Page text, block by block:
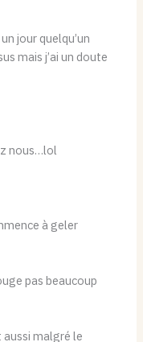
jour quelqu’un
mais j’ai un doute
nous…lol
à geler
pas beaucoup
malgré le